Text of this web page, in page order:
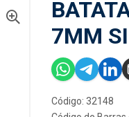
7MM
Código: 32148